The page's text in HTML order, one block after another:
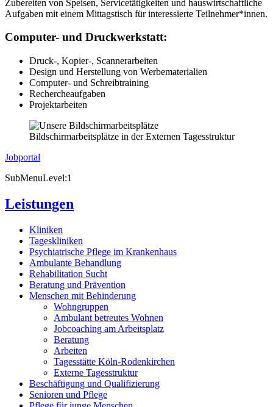
Zubereiten von Speisen, Servicetätigkeiten und hauswirtschaftliche
Aufgaben mit einem Mittagstisch für interessierte Teilnehmer*innen.
Computer- und Druckwerkstatt:
Druck-, Kopier-, Scannerarbeiten
Design und Herstellung von Werbematerialien
Computer- und Schreibtraining
Rechercheaufgaben
Projektarbeiten
Bildschirmarbeitsplätze in der Externen Tagesstruktur
Jobportal
SubMenuLevel:1
Leistungen
Kliniken
Tageskliniken
Psychiatrische Pflege im Krankenhaus
Ambulante Behandlung
Rehabilitation Sucht
Beratung und Prävention
Menschen mit Behinderung
Wohngruppen
Ambulant betreutes Wohnen
Jobcoaching am Arbeitsplatz
Beratung
Arbeiten
Tagesstätte Köln-Rodenkirchen
Externe Tagesstruktur
Beschäftigung und Qualifizierung
Senioren und Pflege